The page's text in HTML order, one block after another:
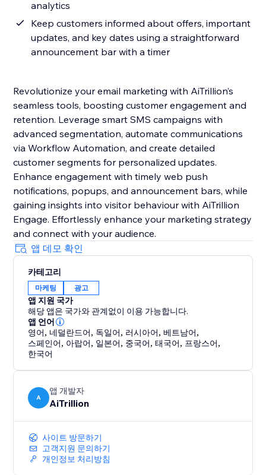
analytics
Keep customers informed about offers, important
updates, and key dates using a straightforward
announcement bar with a timer
Revolutionize your email marketing with AiTrillion’s
seamless tools, boosting customer engagement and
retention. Leverage smart SMS campaigns with
advanced segmentation, automate communications
via Workflow Automation, and create detailed
customer segments for personalized updates.
Enhance engagement with timely web push
notifications, popups, and announcement bars, while
gaining insights into visitor behaviour with AiTrillion
Engage. Effortlessly enhance your marketing strategy
and connect with your audience.
앱 데모 확인
카테고리
마케팅 광고
앱 지원 국가
해당 앱은 국가와 관계없이 이용 가능합니다.
앱 언어
영어, 네덜란드어, 독일어, 러시아어,베트남어,
스페인어, 아랍어, 일본어, 중국어,태국어, 프랑스어,
한국어
A
앱 개발자
AiTrillion
사이트 방문하기
고객지원 문의하기
개인정보 처리방침